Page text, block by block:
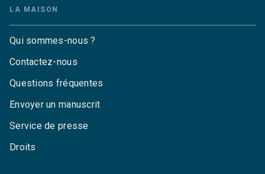
LA MAISON
Qui sommes-nous ?
Contactez-nous
Questions fréquentes
Envoyer un manuscrit
Service de presse
Droits